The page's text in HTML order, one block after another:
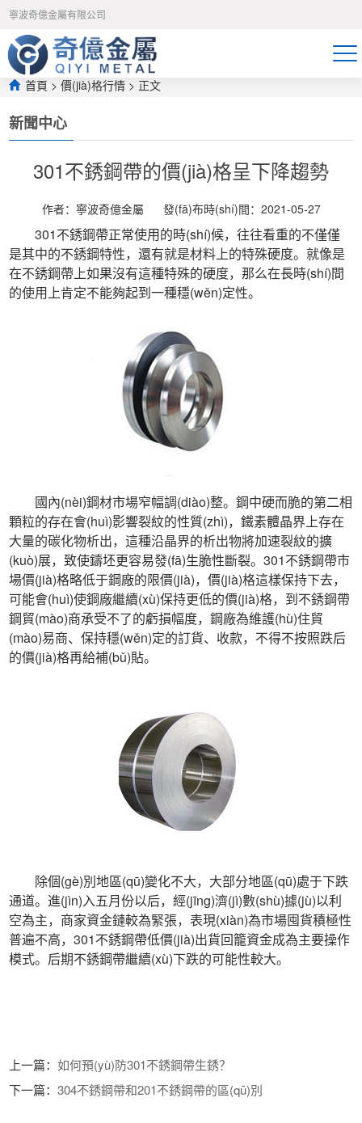
午夜免费福利视频-久久只有精品-宅男噜噜噜66一区二区-吃奶动态图-狠
狠躁夜夜躁人爽-日日操夜夜骑-永久免费av网站-国产精品无遮挡-久久精
品国产亚洲av高清色欲-99热这里只有精品在线观看-久久久久久在线观
看-天天射寡妇-色91视频-亚州av网-日日日噜噜噜
寧波奇億金屬有限公司
首頁 >價(jià)格行情 > 正文
新聞中心
301不銹鋼帶的價(jià)格呈下降趨勢
作者：寧波奇億金屬 發(fā)布時(shí)間：2021-05-27
301不銹鋼帶正常使用的時(shí)候，往往看重的不僅僅
是其中的不銹鋼特性，還有就是材料上的特殊硬度。就像是
在不銹鋼帶上如果沒有這種特殊的硬度，那么在長時(shí)間
的使用上肯定不能夠起到一種穩(wěn)定性。
國內(nèi)鋼材市場窄幅調(diào)整。鋼中硬而脆的第二相
顆粒的存在會(huì)影響裂紋的性質(zhì)，鐵素體晶界上存在
大量的碳化物析出，這種沿晶界的析出物將加速裂紋的擴
(kuò)展，致使鑄坯更容易發(fā)生脆性斷裂。301不銹鋼帶市
場價(jià)格略低于鋼廠的限價(jià)，價(jià)格這樣保持下去，
可能會(huì)使鋼廠繼續(xù)保持更低的價(jià)格，到不銹鋼帶
鋼貿(mào)商承受不了的虧損幅度，鋼廠為維護(hù)住貿
(mào)易商、保持穩(wěn)定的訂貨、收款，不得不按照跌后
的價(jià)格再給補(bǔ)貼。
除個(gè)別地區(qū)變化不大，大部分地區(qū)處于下跌
通道。進(jìn)入五月份以后，經(jīng)濟(jì)數(shù)據(jù)以利
空為主，商家資金鏈較為緊張，表現(xiàn)為市場囤貨積極性
普遍不高，301不銹鋼帶低價(jià)出貨回籠資金成為主要操作
模式。后期不銹鋼帶繼續(xù)下跌的可能性較大。
上一篇：如何預(yù)防301不銹鋼帶生銹？
下一篇：304不銹鋼帶和201不銹鋼帶的區(qū)別